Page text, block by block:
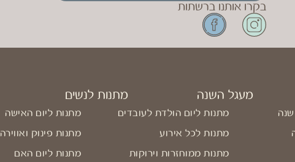
בקרו אותנו ברשתות
מעגל השנה
מתנות ליום הולדת לעובדים
מתנות לכל אירוע
מתנות ממוחזרות וירוקות
מתנות לנשים
מתנות ליום האישה
מתנות פינוק ואווירה
מתנות ליום האם